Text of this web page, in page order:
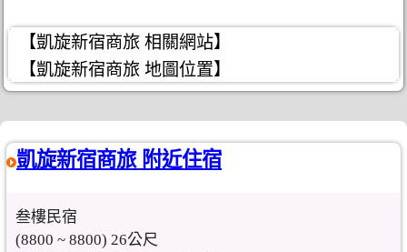
【凱旋新宿商旅 相關網站】
【凱旋新宿商旅 地圖位置】
凱旋新宿商旅 附近住宿
叁樓民宿
(8800 ~ 8800) 26公尺